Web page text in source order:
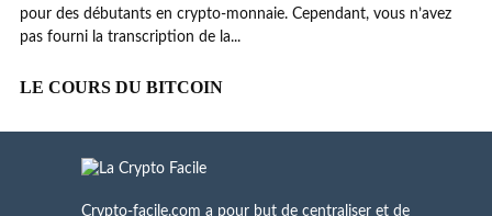
pour des débutants en crypto-monnaie. Cependant, vous n’avez
pas fourni la transcription de la...
LE COURS DU BITCOIN
Crypto-facile.com a pour but de centraliser et de